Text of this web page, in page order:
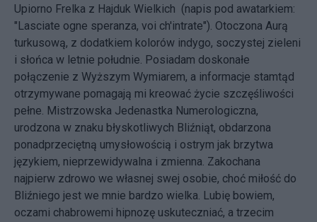
Upiorno Frelka z Hajduk Wielkich (napis pod awatarkiem:
"Lasciate ogne speranza, voi ch'intrate"). Otoczona Aurą
turkusową, z dodatkiem kolorów indygo, soczystej zieleni
i słońca w letnie południe. Posiadam doskonałe
połączenie z Wyższym Wymiarem, a informacje stamtąd
otrzymywane pomagają mi kreować życie szczęśliwości
pełne. Mistrzowska Jedenastka Numerologiczna,
urodzona w znaku błyskotliwych Bliźniąt, obdarzona
ponadprzeciętną umysłowością i ostrym jak brzytwa
językiem, nieprzewidywalna i zmienna. Zakochana
najpierw zdrowo we własnej swej osobie, choć miłość do
Bliźniego jest we mnie bardzo wielka. Lubię bowiem,
oczami chabrowemi hipnozę uskuteczniać, a trzecim